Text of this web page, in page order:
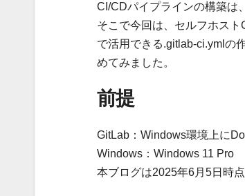
CI/CDパイプラインの構築は
そこで今回は、セルフホス
で活用できる.gitlab-ci.ymlの
めてみました。
前提
GitLab：Windows環境上に
Windows：Windows 11 Pro
本ブログは2025年6月5日時